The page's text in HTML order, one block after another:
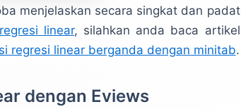
menjelaskan secara singkat dan padat
regresi linear, silahkan anda baca artikel
regresi linear berganda dengan minitab.
dengan Eviews